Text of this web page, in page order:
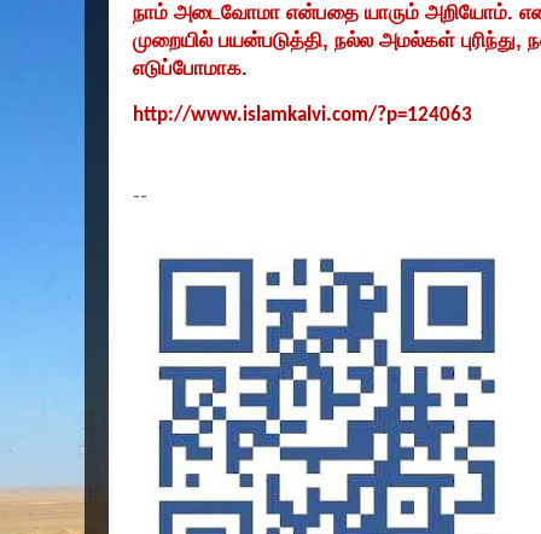
நாம் அடைவோமா என்பதை யாரும் அறியோம்.
முறையில் பயன்படுத்தி, நல்ல அமல்கள் புரிந்து,
எடுப்போமாக.
http://www.islamkalvi.com/?p=124063
--